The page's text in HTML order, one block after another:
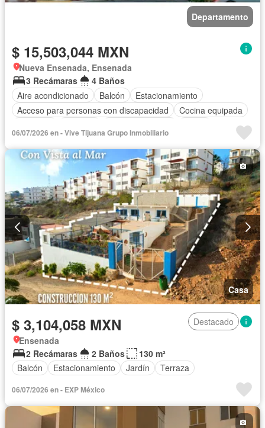
Departamento
$ 15,503,044 MXN
Nueva Ensenada, Ensenada
3 Recámaras
4 Baños
Aire acondicionado
Balcón
Estacionamiento
Acceso para personas con discapacidad
Cocina equipada
Seguridad
Alberca
06/07/2026 en - Vive Tijuana Grupo Inmobiliario
Casa
$ 3,104,058 MXN
Destacado
Ensenada
2 Recámaras
2 Baños
130 m²
Balcón
Estacionamiento Jardín Terraza
06/07/2026 en - EXP México